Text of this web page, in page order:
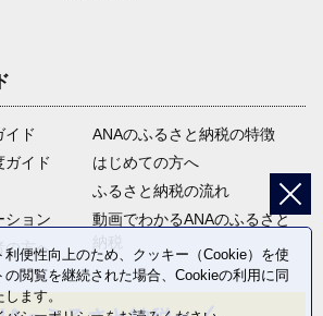
イド
ガイド
ション
の方へ
ANAのふるさと納税の特徴
はじめての方へ
ふるさと納税の流れ
動画でわかるANAのふるさと
便性向上のため、クッキー（Cookie）を使
閲覧を継続された場合、Cookieの利用に同
します。